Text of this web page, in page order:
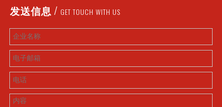
发送信息 / GET TOUCH WITH US